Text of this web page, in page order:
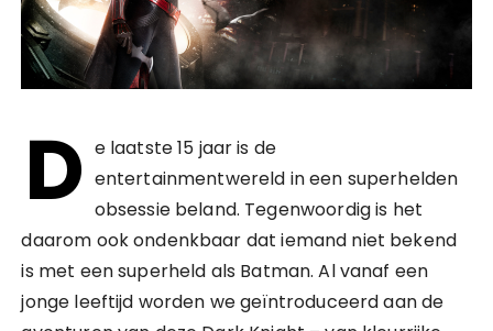
D e laatste 15 jaar is de
entertainmentwereld in een superhelden
obsessie beland. Tegenwoordig is het
daarom ook ondenkbaar dat iemand niet bekend
is met een superheld als Batman. Al vanaf een
jonge leeftijd worden we geïntroduceerd aan de